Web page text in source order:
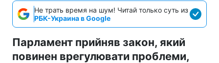
Не трать время на шум! Читай только суть из
РБК-Украина в Google
Парламент прийняв закон, який
повинен врегулювати проблеми,